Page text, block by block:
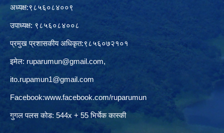
अध्यक्ष:९८५६०८४००९
उपाध्यक्ष: ९८५६०८४००८
प्रमुख प्रशासकीय अधिकृत:९८५६०७२१०१
इमेल: ruparumun@gmail.com,
ito.rupamun1@gmail.com
Facebook:www.facebook.com/ruparumun
गुगल पलस कोड: 544x + 55 भिर्चेक कास्की